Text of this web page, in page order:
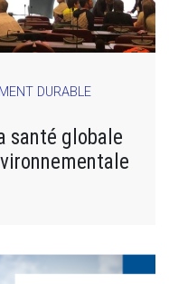
DURABLE
santé globale